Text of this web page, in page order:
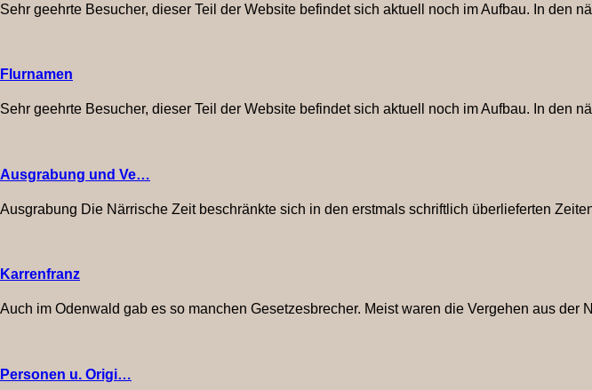
Sehr geehrte Besucher, dieser Teil der Website befindet sich aktuell noch im Aufbau. In den
Flurnamen
Sehr geehrte Besucher, dieser Teil der Website befindet sich aktuell noch im Aufbau. In den
Ausgrabung und Ve…
Ausgrabung Die Närrische Zeit beschränkte sich in den erstmals schriftlich überlieferten
Karrenfranz
Auch im Odenwald gab es so manchen Gesetzesbrecher. Meist waren die Vergehen aus der
Personen u. Origi…